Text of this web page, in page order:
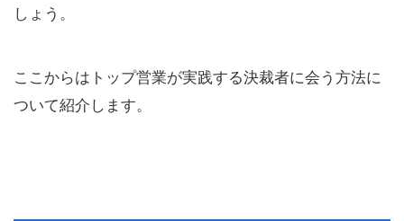
しょう。
ここからはトップ営業が実践する決裁者に会う方法に
ついて紹介します。